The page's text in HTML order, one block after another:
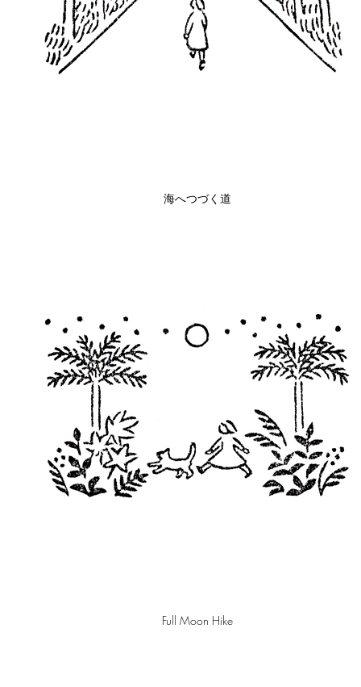
クイックビュー
海へつづく道
クイックビュー
Full Moon Hike